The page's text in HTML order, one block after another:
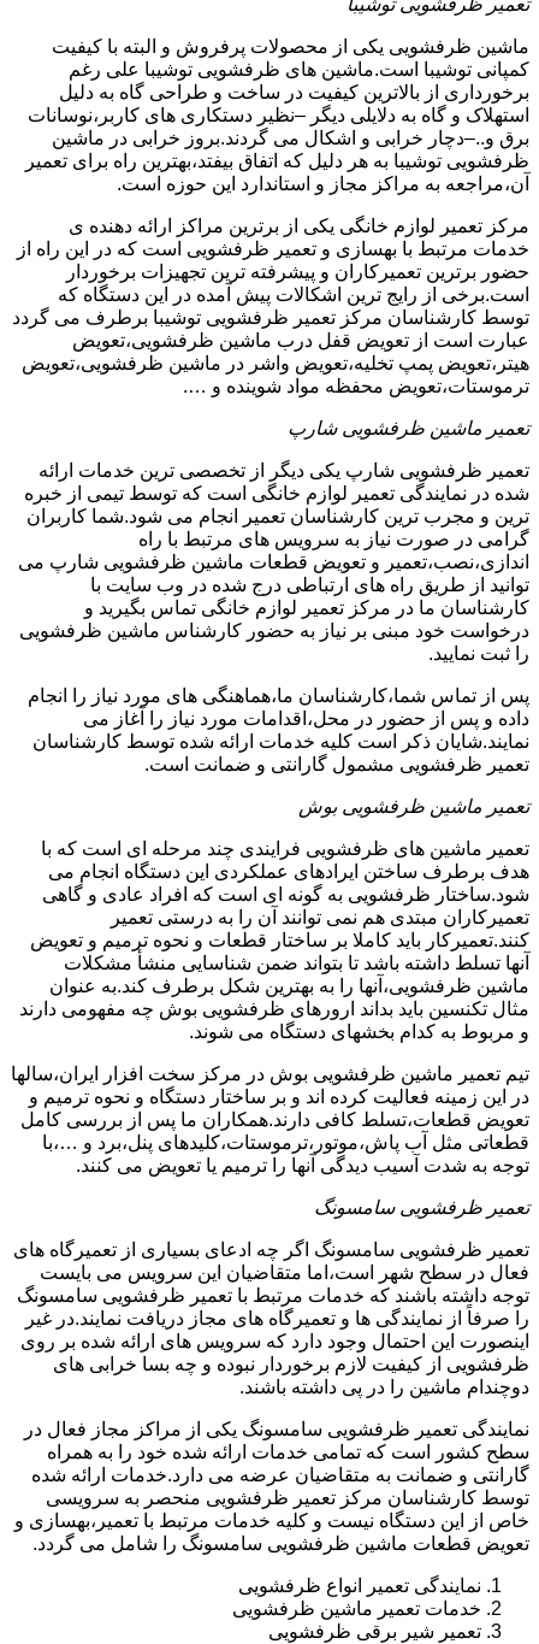
تعمیر ظرفشویی توشیبا
ماشین ظرفشویی یکی از محصولات پرفروش و البته با کیفیت
کمپانی توشیبا است.ماشین های ظرفشویی توشیبا علی رغم
برخورداری از بالاترین کیفیت در ساخت و طراحی گاه به دلیل
استهلاک و گاه به دلایلی دیگر –نظیر دستکاری های کاربر،نوسانات
برق و..–دچار خرابی و اشکال می گردند.بروز خرابی در ماشین
ظرفشویی توشیبا به هر دلیل که اتفاق بیفتد،بهترین راه برای تعمیر
آن،مراجعه به مراکز مجاز و استاندارد این حوزه است.
مرکز تعمیر لوازم خانگی یکی از برترین مراکز ارائه دهنده ی
خدمات مرتبط با بهسازی و تعمیر ظرفشویی است که در این راه از
حضور برترین تعمیرکاران و پیشرفته ترین تجهیزات برخوردار
است.برخی از رایج ترین اشکالات پیش آمده در این دستگاه که
توسط کارشناسان مرکز تعمیر ظرفشویی توشیبا برطرف می گردد
عبارت است از تعویض قفل درب ماشین ظرفشویی،تعویض
هیتر،تعویض پمپ تخلیه،تعویض واشر در ماشین ظرفشویی،تعویض
ترموستات،تعویض محفظه مواد شوینده و ….
تعمیر ماشین ظرفشویی شارپ
تعمیر ظرفشویی شارپ یکی دیگر از تخصصی ترین خدمات ارائه
شده در نمایندگی تعمیر لوازم خانگی است که توسط تیمی از خبره
ترین و مجرب ترین کارشناسان تعمیر انجام می شود.شما کاربران
گرامی در صورت نیاز به سرویس های مرتبط با راه
اندازی،نصب،تعمیر و تعویض قطعات ماشین ظرفشویی شارپ می
توانید از طریق راه های ارتباطی درج شده در وب سایت با
کارشناسان ما در مرکز تعمیر لوازم خانگی تماس بگیرید و
درخواست خود مبنی بر نیاز به حضور کارشناس ماشین ظرفشویی
را ثبت نمایید.
پس از تماس شما،کارشناسان ما،هماهنگی های مورد نیاز را انجام
داده و پس از حضور در محل،اقدامات مورد نیاز را آغاز می
نمایند.شایان ذکر است کلیه خدمات ارائه شده توسط کارشناسان
تعمیر ظرفشویی مشمول گارانتی و ضمانت است.
تعمیر ماشین ظرفشویی بوش
تعمیر ماشین های ظرفشویی فرایندی چند مرحله ای است که با
هدف برطرف ساختن ایرادهای عملکردی این دستگاه انجام می
شود.ساختار ظرفشویی به گونه ای است که افراد عادی و گاهی
تعمیرکاران مبتدی هم نمی توانند آن را به درستی تعمیر
کنند.تعمیرکار باید کاملا بر ساختار قطعات و نحوه ترمیم و تعویض
آنها تسلط داشته باشد تا بتواند ضمن شناسایی منشأ مشکلات
ماشین ظرفشویی،آنها را به بهترین شکل برطرف کند.به عنوان
مثال تکنسین باید بداند ارورهای ظرفشویی بوش چه مفهومی دارند
و مربوط به کدام بخشهای دستگاه می شوند.
تیم تعمیر ماشین ظرفشویی بوش در مرکز سخت افزار ایران،سالها
در این زمینه فعالیت کرده اند و بر ساختار دستگاه و نحوه ترمیم و
تعویض قطعات،تسلط کافی دارند.همکاران ما پس از بررسی کامل
قطعاتی مثل آب پاش،موتور،ترموستات،کلیدهای پنل،برد و …،با
توجه به شدت آسیب دیدگی آنها را ترمیم یا تعویض می کنند.
تعمیر ظرفشویی سامسونگ
تعمیر ظرفشویی سامسونگ اگر چه ادعای بسیاری از تعمیرگاه های
فعال در سطح شهر است،اما متقاضیان این سرویس می بایست
توجه داشته باشند که خدمات مرتبط با تعمیر ظرفشویی سامسونگ
را صرفاً از نمایندگی ها و تعمیرگاه های مجاز دریافت نمایند.در غیر
اینصورت این احتمال وجود دارد که سرویس های ارائه شده بر روی
ظرفشویی از کیفیت لازم برخوردار نبوده و چه بسا خرابی های
دوچندام ماشین را در پی داشته باشند.
نمایندگی تعمیر ظرفشویی سامسونگ یکی از مراکز مجاز فعال در
سطح کشور است که تمامی خدمات ارائه شده خود را به همراه
گارانتی و ضمانت به متقاضیان عرضه می دارد.خدمات ارائه شده
توسط کارشناسان مرکز تعمیر ظرفشویی منحصر به سرویسی
خاص از این دستگاه نیست و کلیه خدمات مرتبط با تعمیر،بهسازی و
تعویض قطعات ماشین ظرفشویی سامسونگ را شامل می گردد.
نمایندگی تعمیر انواع ظرفشویی
خدمات تعمیر ماشین ظرفشویی
تعمیر شیر برقی ظرفشویی